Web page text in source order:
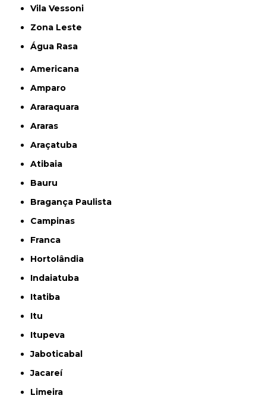
Vila Vessoni
Zona Leste
Água Rasa
Americana
Amparo
Araraquara
Araras
Araçatuba
Atibaia
Bauru
Bragança Paulista
Campinas
Franca
Hortolândia
Indaiatuba
Itatiba
Itu
Itupeva
Jaboticabal
Jacareí
Limeira